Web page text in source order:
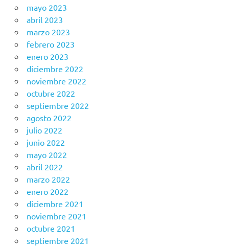
mayo 2023
abril 2023
marzo 2023
febrero 2023
enero 2023
diciembre 2022
noviembre 2022
octubre 2022
septiembre 2022
agosto 2022
julio 2022
junio 2022
mayo 2022
abril 2022
marzo 2022
enero 2022
diciembre 2021
noviembre 2021
octubre 2021
septiembre 2021